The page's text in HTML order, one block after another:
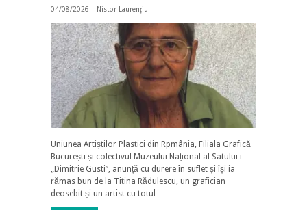
04/08/2026 | Nistor Laurențiu
Uniunea Artiștilor Plastici din Rpmânia, Filiala Grafică
București și colectivul Muzeului Național al Satului i
„Dimitrie Gusti”, anunță cu durere în suflet și își ia
rămas bun de la Titina Rădulescu, un grafician
deosebit și un artist cu totul …